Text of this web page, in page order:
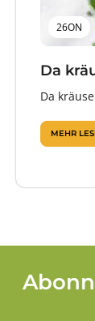
26ON
Da
Da
MEHR